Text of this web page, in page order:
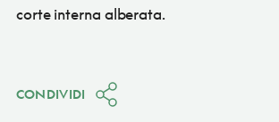
corte interna alberata.
CONDIVIDI